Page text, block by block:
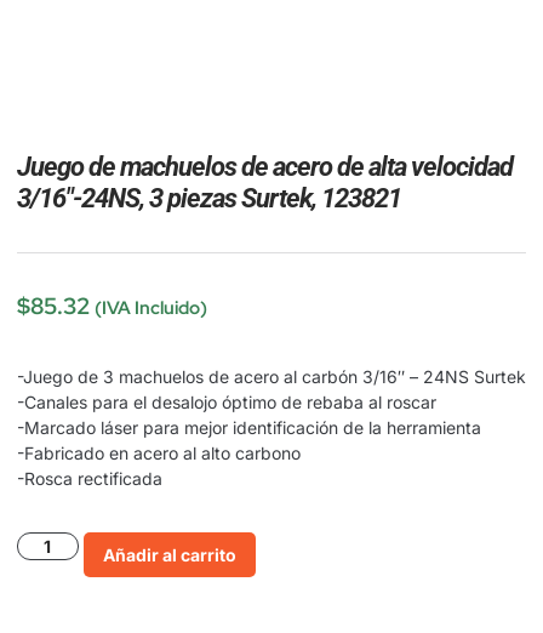
Juego de machuelos de acero de alta velocidad
3/16″-24NS, 3 piezas Surtek, 123821
$85.32 (IVA Incluido)
-Juego de 3 machuelos de acero al carbón 3/16″ – 24NS Surtek
-Canales para el desalojo óptimo de rebaba al roscar
-Marcado láser para mejor identificación de la herramienta
-Fabricado en acero al alto carbono
-Rosca rectificada
Añadir al carrito